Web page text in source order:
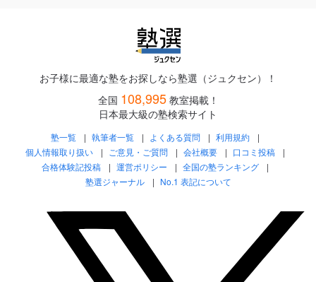
お子様に最適な塾をお探しなら塾選（ジュクセン）！
全国 108,995 教室掲載！
日本最大級の塾検索サイト
塾一覧 執筆者一覧 よくある質問
利用規約
個人情報取り扱い
ご意見・ご質問 会社概要
口コミ投稿
合格体験記投稿
運営ポリシー
全国の塾ランキング
塾選ジャーナル
No.1 表記について